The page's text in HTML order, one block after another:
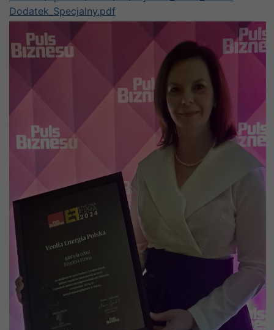
Dodatek_ Specjalny.pdf